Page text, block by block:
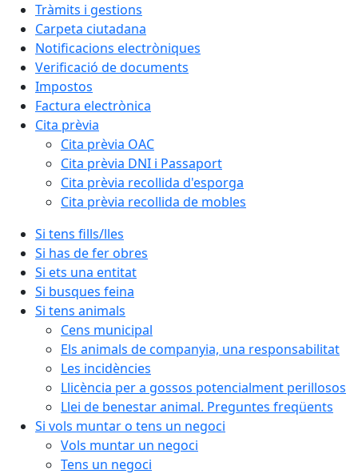
Tràmits i gestions
Carpeta ciutadana
Notificacions electròniques
Verificació de documents
Impostos
Factura electrònica
Cita prèvia
Cita prèvia OAC
Cita prèvia DNI i Passaport
Cita prèvia recollida d'esporga
Cita prèvia recollida de mobles
Si tens fills/lles
Si has de fer obres
Si ets una entitat
Si busques feina
Si tens animals
Cens municipal
Els animals de companyia, una responsabilitat
Les incidències
Llicència per a gossos potencialment perillosos
Llei de benestar animal. Preguntes freqüents
Si vols muntar o tens un negoci
Vols muntar un negoci
Tens un negoci